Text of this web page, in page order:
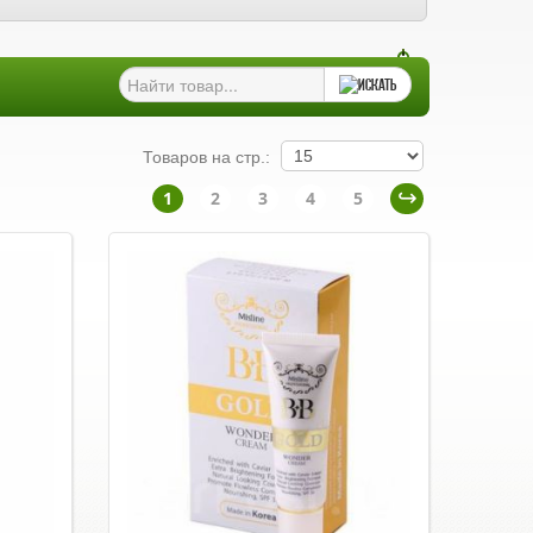
Товаров на стр.:
1 2 3 4 5